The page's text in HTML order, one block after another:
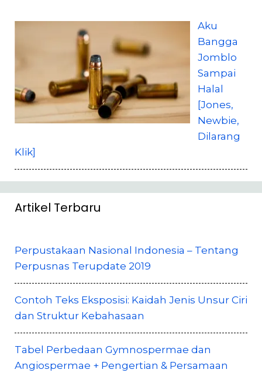
Aku
Bangga
Jomblo
Sampai
Halal
[Jones,
Newbie,
Dilarang
Klik]
Artikel Terbaru
Perpustakaan Nasional Indonesia – Tentang
Perpusnas Terupdate 2019
Contoh Teks Eksposisi: Kaidah Jenis Unsur Ciri
dan Struktur Kebahasaan
Tabel Perbedaan Gymnospermae dan
Angiospermae + Pengertian & Persamaan